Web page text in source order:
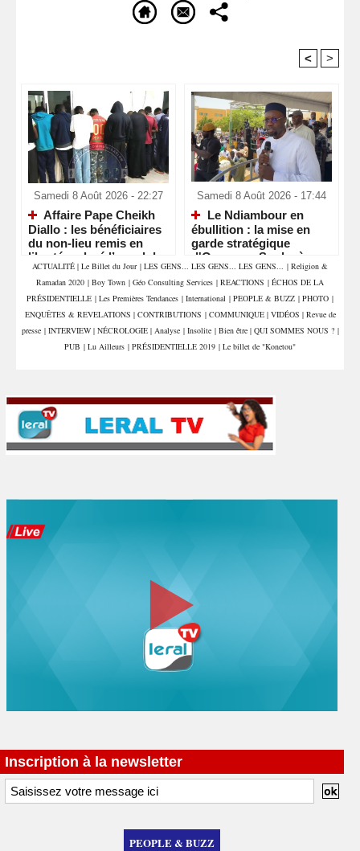
< >
Samedi 8 Août 2026 - 22:27
Affaire Pape Cheikh
Diallo : les bénéficiaires
du non-lieu remis en
liberté malgré l’appel du
parquet
Samedi 8 Août 2026 - 17:44
Le Ndiambour en
ébullition : la mise en
garde stratégique
d'Ousmane Sonko à
Louga
ACTUALITÉ | Le Billet du Jour | LES GENS... LES GENS... LES GENS... | Religion &
Ramadan 2020 | Boy Town | Géo Consulting Services | REACTIONS | ÉCHOS DE LA
PRÉSIDENTIELLE | Les Premières Tendances | International | PEOPLE & BUZZ | PHOTO |
ENQUÊTES & REVELATIONS | CONTRIBUTIONS | COMMUNIQUE | VIDÉOS | Revue de
presse | INTERVIEW | NÉCROLOGIE | Analyse | Insolite | Bien être | QUI SOMMES NOUS ? |
PUB | Lu Ailleurs | PRÉSIDENTIELLE 2019 | Le billet de "Konetou"
Inscription à la newsletter
PEOPLE & BUZZ